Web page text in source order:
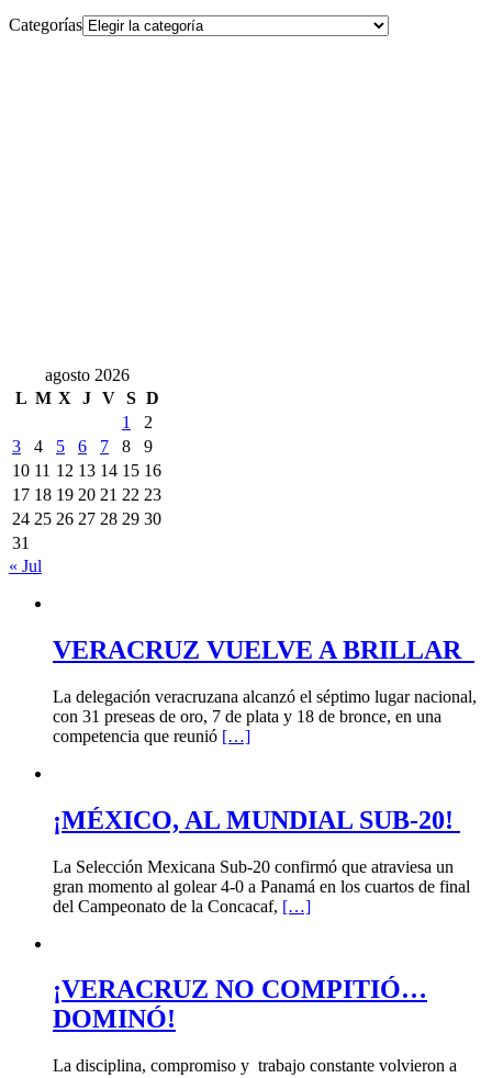
Categorías
agosto 2026
L M X J V S D
1
2
3
4 5 6 7 8
9
10 11 12 13 14 15 16
17 18 19 20 21 22 23
24 25 26 27 28 29 30
31
« Jul
VERACRUZ VUELVE A BRILLAR
La delegación veracruzana alcanzó el séptimo lugar nacional,
con 31 preseas de oro, 7 de plata y 18 de bronce, en una
competencia que reunió […]
¡MÉXICO, AL MUNDIAL SUB-20!
La Selección Mexicana Sub-20 confirmó que atraviesa un
gran momento al golear 4-0 a Panamá en los cuartos de final
del Campeonato de la Concacaf, […]
¡VERACRUZ NO COMPITIÓ…
DOMINÓ!
La disciplina, compromiso y trabajo constante volvieron a